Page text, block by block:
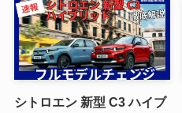
シトロエン 新型 C3 ハイブ